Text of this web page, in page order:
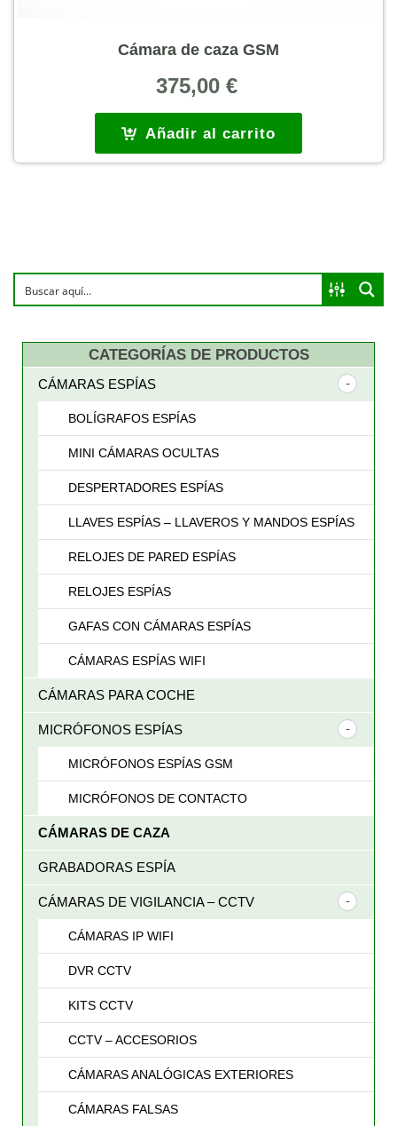
Cámara de caza GSM
375,00 €
Añadir al carrito
CATEGORÍAS DE PRODUCTOS
CÁMARAS ESPÍAS
BOLÍGRAFOS ESPÍAS
MINI CÁMARAS OCULTAS
DESPERTADORES ESPÍAS
LLAVES ESPÍAS – LLAVEROS Y MANDOS ESPÍAS
RELOJES DE PARED ESPÍAS
RELOJES ESPÍAS
GAFAS CON CÁMARAS ESPÍAS
CÁMARAS ESPÍAS WIFI
CÁMARAS PARA COCHE
MICRÓFONOS ESPÍAS
MICRÓFONOS ESPÍAS GSM
MICRÓFONOS DE CONTACTO
CÁMARAS DE CAZA
GRABADORAS ESPÍA
CÁMARAS DE VIGILANCIA – CCTV
CÁMARAS IP WIFI
DVR CCTV
KITS CCTV
CCTV – ACCESORIOS
CÁMARAS ANALÓGICAS EXTERIORES
CÁMARAS FALSAS